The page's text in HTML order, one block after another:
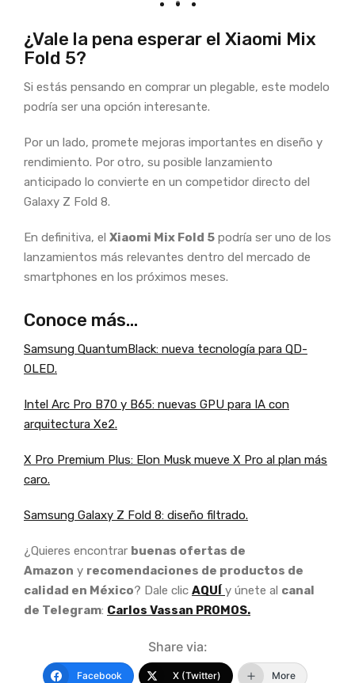
¿Vale la pena esperar el Xiaomi Mix
Fold 5?
Si estás pensando en comprar un plegable, este modelo
podría ser una opción interesante.
Por un lado, promete mejoras importantes en diseño y
rendimiento. Por otro, su posible lanzamiento
anticipado lo convierte en un competidor directo del
Galaxy Z Fold 8.
En definitiva, el Xiaomi Mix Fold 5 podría ser uno de los
lanzamientos más relevantes dentro del mercado de
smartphones en los próximos meses.
Conoce más…
Samsung QuantumBlack: nueva tecnología para QD-
OLED.
Intel Arc Pro B70 y B65: nuevas GPU para IA con
arquitectura Xe2.
X Pro Premium Plus: Elon Musk mueve X Pro al plan más
caro.
Samsung Galaxy Z Fold 8: diseño filtrado.
¿Quieres encontrar buenas ofertas de
Amazon y recomendaciones de productos de
calidad en México? Dale clic AQUÍ y únete al canal
de Telegram: Carlos Vassan PROMOS.
Share via:
Facebook X (Twitter) More